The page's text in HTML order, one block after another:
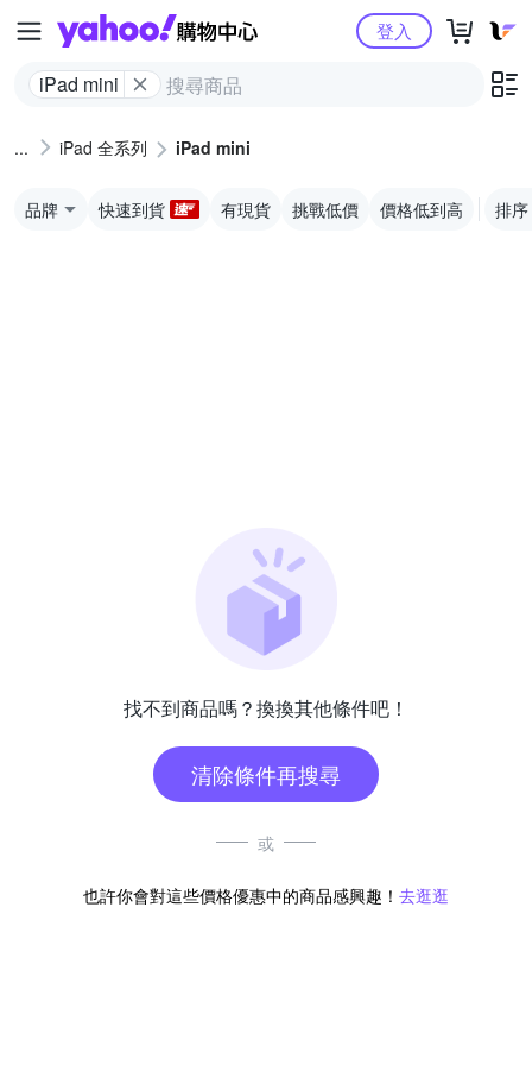
Yahoo購物中心
iPad mini
登入
iPad 全系列 iPad mini
品牌 快速到貨 有現貨 挑戰低價 價格低到高 排序
找不到商品嗎？換換其他條件吧！
清除條件再搜尋
或
也許你會對這些價格優惠中的商品感興趣！ 去逛逛